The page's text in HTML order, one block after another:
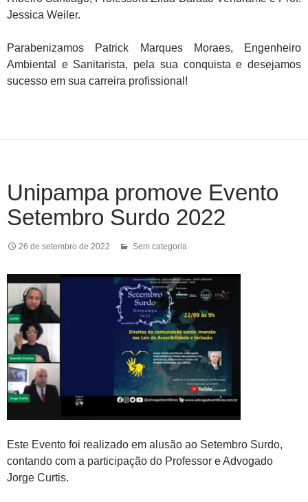
Jessica Weiler.
Parabenizamos Patrick Marques Moraes, Engenheiro
Ambiental e Sanitarista, pela sua conquista e desejamos
sucesso em sua carreira profissional!
Unipampa promove Evento
Setembro Surdo 2022
26 de setembro de 2022 Sem categoria
Este Evento foi realizado em alusão ao Setembro Surdo,
contando com a participação do Professor e Advogado
Jorge Curtis.